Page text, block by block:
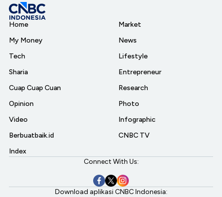
Home
My Money
Tech
Sharia
Cuap Cuap Cuan
Opinion
Video
Berbuatbaik.id
Index
Market
News
Lifestyle
Entrepreneur
Research
Photo
Infographic
CNBC TV
Connect With Us:
Download aplikasi CNBC Indonesia: